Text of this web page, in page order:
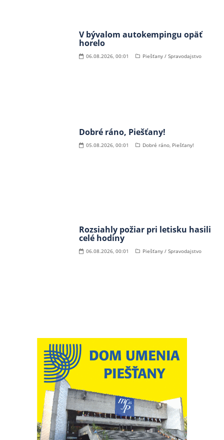
V bývalom autokempingu opäť
horelo
06.08.2026, 00:01 Piešťany / Spravodajstvo
Dobré ráno, Piešťany!
05.08.2026, 00:01 Dobré ráno, Piešťany!
Rozsiahly požiar pri letisku hasili
celé hodiny
06.08.2026, 00:01 Piešťany / Spravodajstvo